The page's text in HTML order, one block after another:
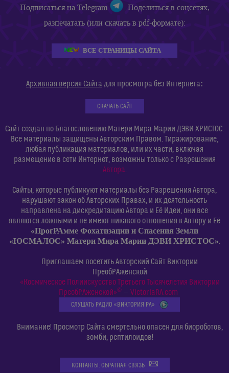
Подписатьсяна Telegram
Поделиться в соцсетях,
разпечатать (или скачать в pdf-формате):
ВСЕ СТРАНИЦЫ САЙТА
Архивная версия Сайта для просмотра без Интернета:
СКАЧАТЬ САЙТ
Сайт создан по Благословению Матери Мира Марии ДЭВИ ХРИСТОС.
Все материалы защищены Авторским Правом. Тиражирование,
любая публикация материалов, или их части, включая
размещение в сети Интернет, возможны только с Разрешения
Автора.
Сайты, которые публикуют материалы без Разрешения Автора,
нарушают закон об Авторских Правах, и их деятельность
направлена на дискредитацию Автора и Её Идеи, они все
являются ложными и не имеют никакого отношения к Автору и Её
«ПрогРАмме Фохатизации и Спасения Земли
«ЮСМАЛОС» Матери Мира Марии ДЭВИ ХРИСТОС».
Приглашаем посетить Авторский Сайт Виктории
ПреобРАженской
«Космическое Полиискусство Третьего Тысячелетия Виктории
ПреобРАженской»©— VictoriaRA.com
СЛУШАТЬ РАДИО «ВИКТОРИЯ РА»
Внимание! Просмотр Сайта смертельно опасен для биороботов,
зомби, рептилоидов!
КОНТАКТЫ. ОБРАТНАЯ СВЯЗЬ